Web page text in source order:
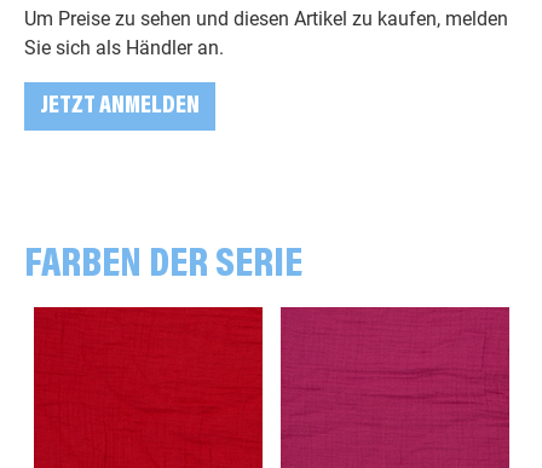
Um Preise zu sehen und diesen Artikel zu kaufen, melden
Sie sich als Händler an.
JETZT ANMELDEN
FARBEN DER SERIE